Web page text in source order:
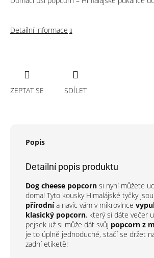
Detailní informace
ZEPTAT SE SDÍLET
Popis
Detailní popis produktu
Dog cheese popcorn si nyní můžete
doma! Tyto kousky Himalájské tyčky jsou
přírodní a navíc vám v mikrovlnce
klasický popcorn, který si dáte večer
pejsek už si může dát svůj popcorn z
je to úplně jednoduché, stačí se držet
zadní etiketě!